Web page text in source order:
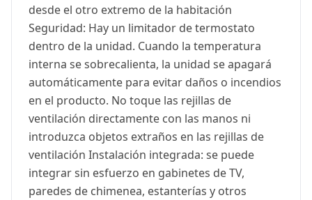
desde el otro extremo de la habitación
Seguridad: Hay un limitador de termostato
dentro de la unidad. Cuando la temperatura
interna se sobrecalienta, la unidad se apagará
automáticamente para evitar daños o incendios
en el producto. No toque las rejillas de
ventilación directamente con las manos ni
introduzca objetos extraños en las rejillas de
ventilación Instalación integrada: se puede
integrar sin esfuerzo en gabinetes de TV,
paredes de chimenea, estanterías y otros